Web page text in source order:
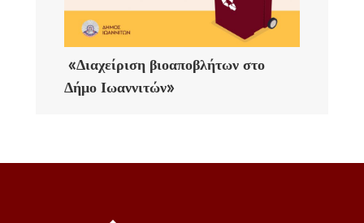
«Διαχείριση βιοαποβλήτων στο
Δήμο Ιωαννιτών»